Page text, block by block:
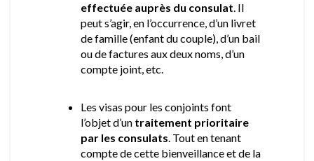
effectuée auprès du consulat. Il
peut s’agir, en l’occurrence, d’un livret
de famille (enfant du couple), d’un bail
ou de factures aux deux noms, d’un
compte joint, etc.
Les visas pour les conjoints font
l’objet d’un traitement prioritaire
par les consulats. Tout en tenant
compte de cette bienveillance et de la